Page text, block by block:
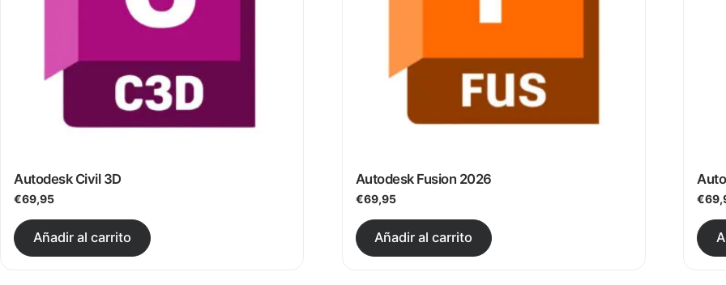
Autodesk Civil 3D
€69,95
Añadir al carrito
Este producto tiene múltiples variantes. Las opciones se pueden elegir en la página de
Autodesk Fusion 2026
€69,95
Añadir al carrito
Este producto tiene múltiples
€